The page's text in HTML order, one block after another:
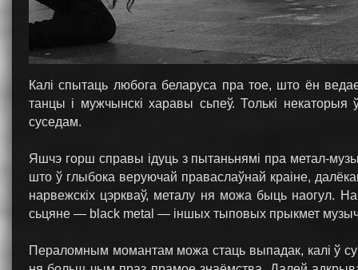
Калі спытаць любога беларуса пра тое, што ён
танцы і мужчынскі харавы сьпеў. Толькі
суседам.
Яшчэ горш справы ідуць з пытаньнямі пра метал-
што ў глыбока веруючай праваслаўнай краіне,
нарвежскіх цэркваў, металу ня можа быць наогул.
сьцяне — black metal — іншых тыповых прыкмет
Пераломным момантам можа стаць выпадак, калі ў